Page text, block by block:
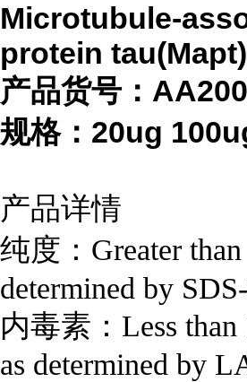
Microtubule-
protein tau(Mapt)
产品货号：
规格：20ug
产品详情
纯度：Greater than
determined by
内毒素：Less than
as determined by